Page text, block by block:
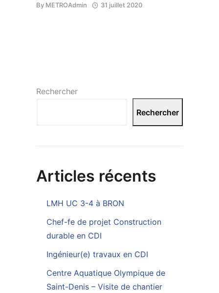
By METROAdmin 31 juillet 2020
Rechercher
Rechercher
Articles récents
LMH UC 3-4 à BRON
Chef-fe de projet Construction
durable en CDI
Ingénieur(e) travaux en CDI
Centre Aquatique Olympique de
Saint-Denis – Visite de chantier